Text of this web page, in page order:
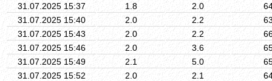
31.07.2025 15:37
1.8 2.0
31.07.2025 15:40
2.0 2.2
31.07.2025 15:43
2.0 2.2
31.07.2025 15:46
2.0 3.6
31.07.2025 15:49
2.1 5.0
31.07.2025 15:52
2.0 2.1